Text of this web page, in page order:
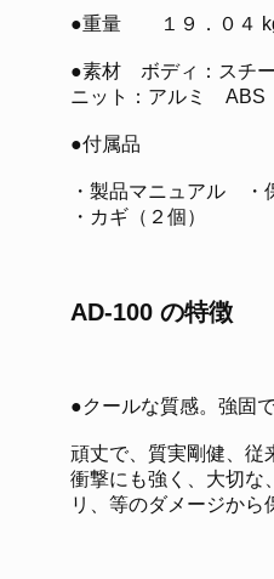
●重量 １９．０４
●素材 ボディ：ス
ニット：アルミ
●付属品
・製品マニュアル ・
・カギ（２個）
AD-100 の特徴
●クールな質感。強固
頑丈で、質実剛健、従
衝撃にも強く、大切
リ、等のダメージから